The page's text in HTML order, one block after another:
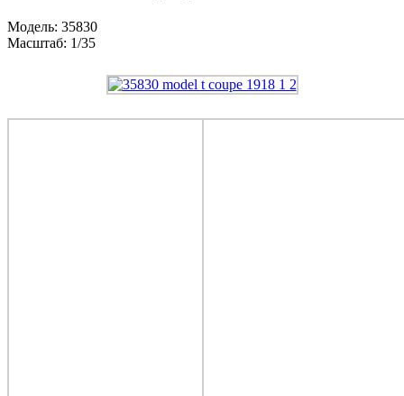
Модель: 35830
Масштаб: 1/35